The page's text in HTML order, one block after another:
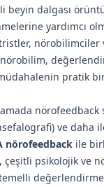
beyin dalgası
yardımcı
nörobilimciler
pratik bir
nörofeedback
ve daha
nörofeedback ile
çeşitli psikolojik ve